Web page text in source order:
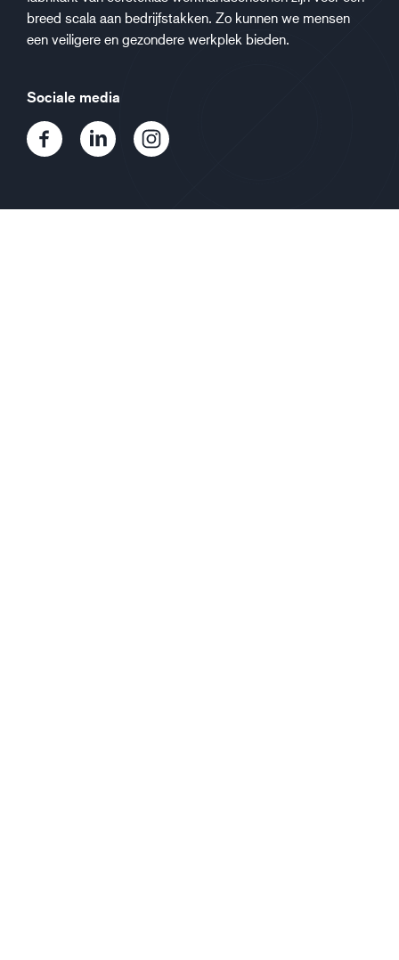
breed scala aan bedrijfstakken. Zo kunnen we mensen
een veiligere en gezondere werkplek bieden.
Sociale media